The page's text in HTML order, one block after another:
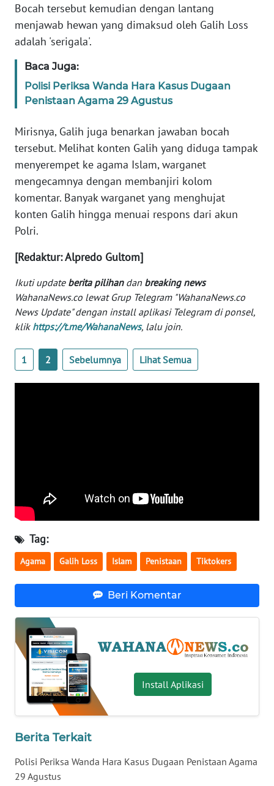
Bocah tersebut kemudian dengan lantang
menjawab hewan yang dimaksud oleh Galih Loss
adalah 'serigala'.
Baca Juga:
Polisi Periksa Wanda Hara Kasus Dugaan
Penistaan Agama 29 Agustus
Mirisnya, Galih juga benarkan jawaban bocah
tersebut. Melihat konten Galih yang diduga tampak
menyerempet ke agama Islam, warganet
mengecamnya dengan membanjiri kolom
komentar. Banyak warganet yang menghujat
konten Galih hingga menuai respons dari akun
Polri.
[Redaktur: Alpredo Gultom]
Ikuti update berita pilihandan breaking news
WahanaNews.co lewat Grup Telegram "WahanaNews.co
News Update" dengan install aplikasi Telegram di ponsel,
klik https://t.me/WahanaNews, lalu join.
1 2 Sebelumnya Lihat Semua
Tag:
Agama Galih Loss Islam Penistaan Tiktokers
Beri Komentar
Install Aplikasi
Berita Terkait
Polisi Periksa Wanda Hara Kasus Dugaan Penistaan Agama
29 Agustus
DISCLAIMER
Regional
JAKARTA
WN
JABAR
BANTEN
WN
KEPRI
WN
WN
SERAMBI
SULTRA
WN
NTB
WN
WN
SULBAR